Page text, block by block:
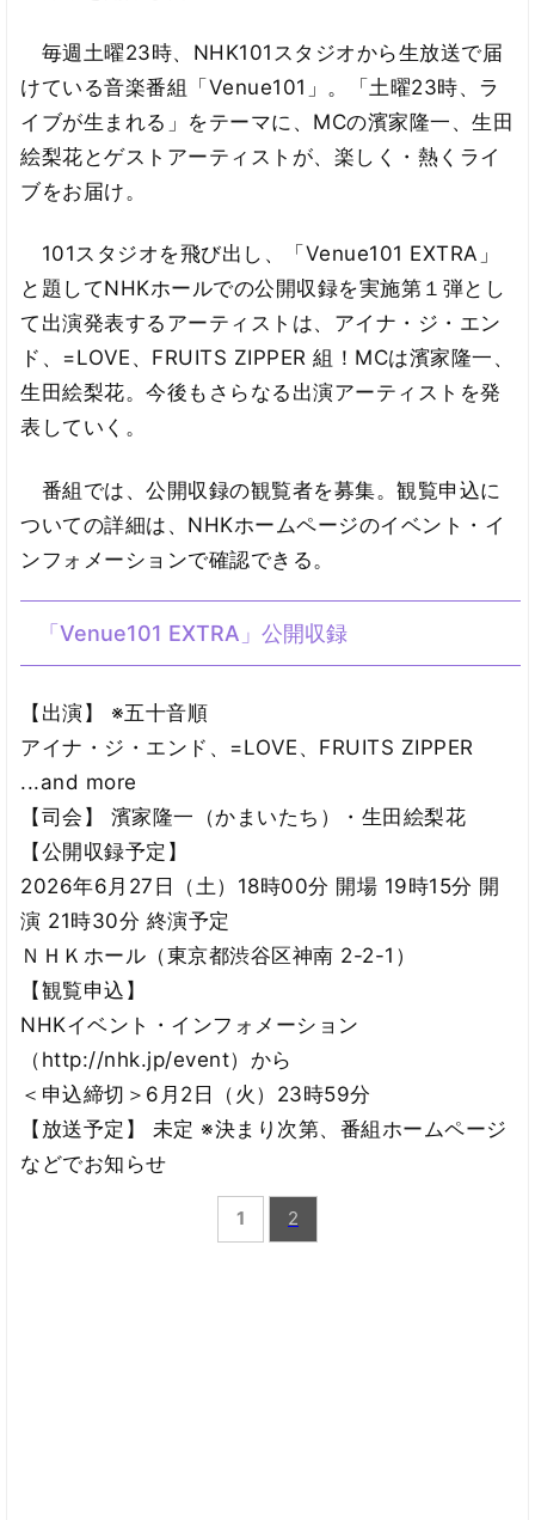
毎週土曜23時、NHK101スタジオから生放送で届
けている音楽番組「Venue101」。「土曜23時、ラ
イブが生まれる」をテーマに、MCの濱家隆一、生田
絵梨花とゲストアーティストが、楽しく・熱くライ
ブをお届け。
101スタジオを飛び出し、「Venue101 EXTRA」
と題してNHKホールでの公開収録を実施第１弾とし
て出演発表するアーティストは、アイナ・ジ・エン
ド、=LOVE、FRUITS ZIPPER 組！MCは濱家隆一、
生田絵梨花。今後もさらなる出演アーティストを発
表していく。
番組では、公開収録の観覧者を募集。観覧申込に
ついての詳細は、NHKホームページのイベント・イ
ンフォメーションで確認できる。
「Venue101 EXTRA」公開収録
【出演】 ※五十音順
アイナ・ジ・エンド、=LOVE、FRUITS ZIPPER
...and more
【司会】 濱家隆一（かまいたち）・生田絵梨花
【公開収録予定】
2026年6月27日（土）18時00分 開場 19時15分 開
演 21時30分 終演予定
ＮＨＫホール（東京都渋谷区神南 2-2-1）
【観覧申込】
NHKイベント・インフォメーション
（http://nhk.jp/event）から
＜申込締切＞6月2日（火）23時59分
【放送予定】 未定 ※決まり次第、番組ホームページ
などでお知らせ
1 2